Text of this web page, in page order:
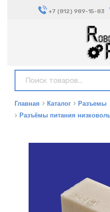
+7 (812) 989-15-83
Главная Каталог
Разъемы
Разъёмы питания